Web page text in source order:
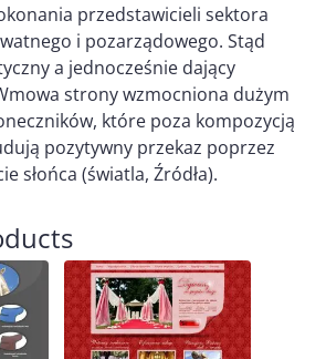
przedstawicieli sektora
i pozarządowego. Stąd
a jednocześnie dający
strony wzmocniona dużym
które poza kompozycją
pozytywny przekaz poprzez
słońca (światla, Źródła).